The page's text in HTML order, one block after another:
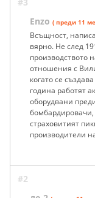
Enzo ( преди 11
Всъщност,
вярно. Не след
производството
отношения с
когато се
година работят
оборудвани
страховитият
производители
#2